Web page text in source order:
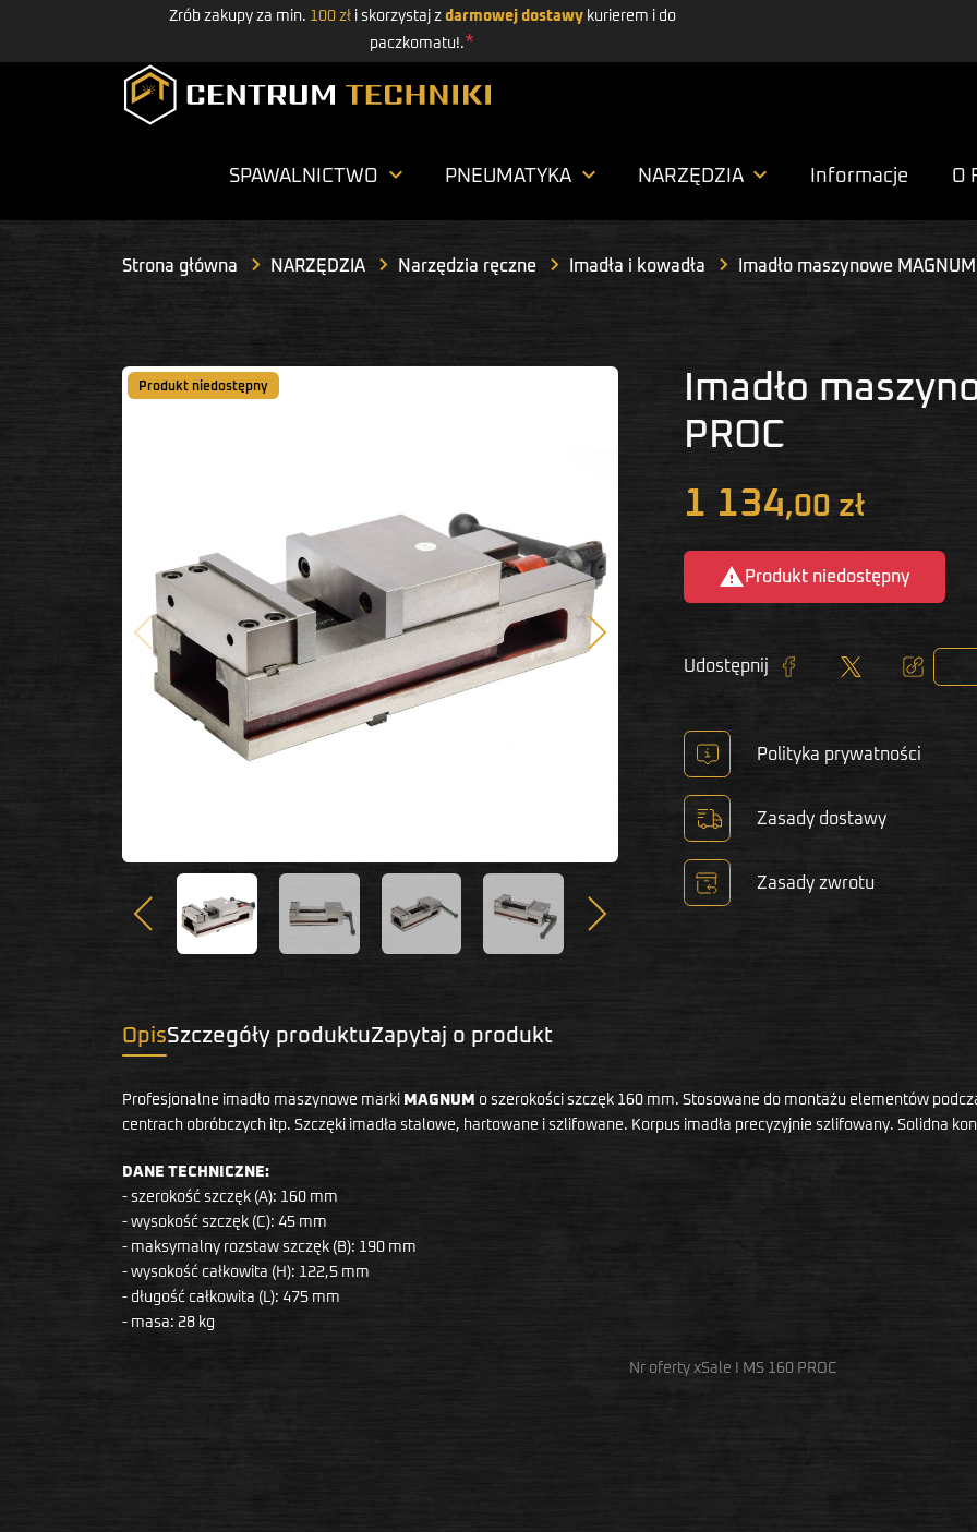
Zrób zakupy za min. 100 złi skorzystaj z darmowej dostawykurierem i do
paczkomatu!.*
SPAWALNICTWO  PNEUMATYKA  NARZĘDZIA  Informacje O
Strona główna NARZĘDZIA Narzędzia ręczne Imadła i kowadła Imadło maszynowe
Produkt niedostępny
Poprzedni Następny
Poprzedni Następny
Imadło
PROC
1 134,00 zł
 Produkt niedostępny
Udostępnij
Kopiuj
Polityka prywatności
Zasady dostawy
Zasady zwrotu
OpisSzczegóły produktuZapytaj o produkt
Profesjonalne imadło maszynowe marki MAGNUM o szerokości szczęk 160 mm. Stosowane do montażu elementów
centrach obróbczych itp. Szczęki imadła stalowe, hartowane i szlifowane. Korpus imadła precyzyjnie szlifowany. Solidna
DANE TECHNICZNE:
- szerokość szczęk (A): 160 mm
- wysokość szczęk (C): 45 mm
- maksymalny rozstaw szczęk (B): 190 mm
- wysokość całkowita (H): 122,5 mm
- długość całkowita (L): 475 mm
- masa: 28 kg
Nr oferty xSale I MS 160 PROC